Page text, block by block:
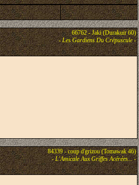
66762 - Jaki (Durakuir 60)
-Les Gardiens Du Crépuscule-
84339 - coup d'grizou (Tomawak 46)
-L'Amicale Aux Griffes Acérées...-